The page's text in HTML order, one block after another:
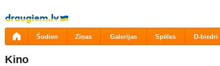
Pāriet
uz
saturu
Šodien Ziņas Galerijas Spēles D-biedri
Kino